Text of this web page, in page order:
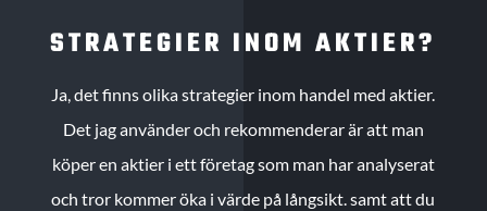
STRATEGIER INOM AKTIER?
Ja, det finns olika strategier inom handel med aktier.
Det jag använder och rekommenderar är att man
köper en aktier i ett företag som man har analyserat
och tror kommer öka i värde på långsikt. samt att du